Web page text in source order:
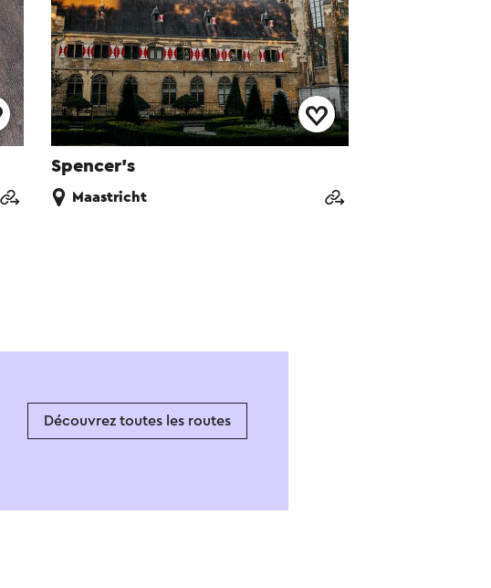
Spencer’s
Maastricht
Découvrez toutes les routes